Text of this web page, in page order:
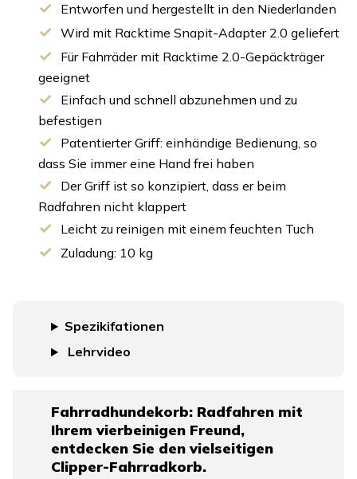
Entworfen und hergestellt in den Niederlanden
Wird mit Racktime Snapit-Adapter 2.0 geliefert
Für Fahrräder mit Racktime 2.0-Gepäckträger
geeignet
Einfach und schnell abzunehmen und zu
befestigen
Patentierter Griff: einhändige Bedienung, so
dass Sie immer eine Hand frei haben
Der Griff ist so konzipiert, dass er beim
Radfahren nicht klappert
Leicht zu reinigen mit einem feuchten Tuch
Zuladung: 10 kg
Spezikifationen
Lehrvideo
Fahrradhundekorb: Radfahren mit
Ihrem vierbeinigen Freund,
entdecken Sie den vielseitigen
Clipper-Fahrradkorb.